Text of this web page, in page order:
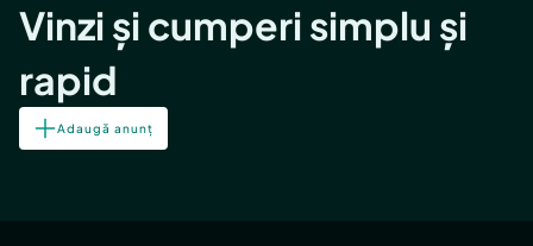
Vinzi și cumperi simplu și
rapid
Adaugă anunț